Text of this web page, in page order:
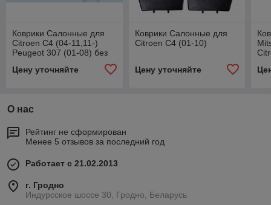
Коврики Салонные для
Citroen C4 (04-11,11-)
Peugeot 307 (01-08) без
Цену уточняйте
Коврики Салонные для
Citroen C4 (01-10)
Цену уточняйте
О нас
Рейтинг не сформирован
Менее 5 отзывов за последний год
Работает с 21.02.2013
г. Гродно
Индурсское шоссе 30, Гродно, Беларусь